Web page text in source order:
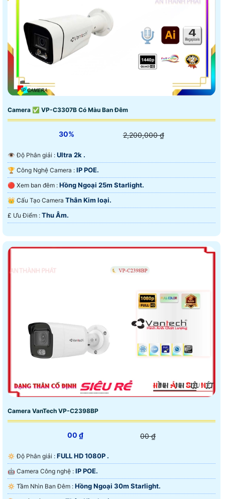
Camera ✅ VP-C3307B Có Màu Ban Đêm
30% 2,200,000 ₫
👁 Độ Phân giải : Ultra 2k .
🏆 Công Nghệ Camera : IP POE.
🔴 Xem ban đêm : Hồng Ngoại 25m Starlight.
👑 Cấu Tạo Camera Thân Kim loại.
️₤ Ưu Điểm : Thu Âm.
Camera VanTech VP-C2398BP
00 ₫ 00 ₫
🔅 Độ Phân giải : FULL HD 1080P .
🤖️ Camera Công nghệ : IP POE.
🔅 Tầm Nhìn Ban Đêm : Hồng Ngoại 30m Starlight.